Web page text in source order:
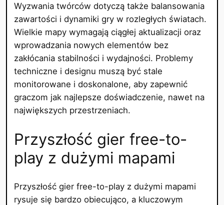
Wyzwania twórców dotyczą także balansowania
zawartości i dynamiki gry w rozległych światach.
Wielkie mapy wymagają ciągłej aktualizacji oraz
wprowadzania nowych elementów bez
zakłócania stabilności i wydajności. Problemy
techniczne i designu muszą być stale
monitorowane i doskonalone, aby zapewnić
graczom jak najlepsze doświadczenie, nawet na
największych przestrzeniach.
Przyszłość gier free-to-
play z dużymi mapami
Przyszłość gier free-to-play z dużymi mapami
rysuje się bardzo obiecująco, a kluczowym